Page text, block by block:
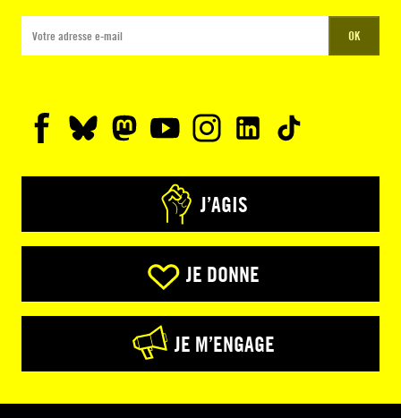
OK
J’AGIS
JE DONNE
JE M’ENGAGE